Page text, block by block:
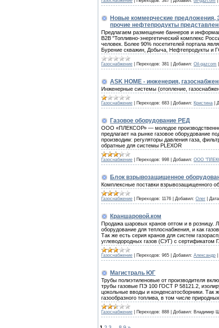
Новые коммерческие предложения,
прочие нефтепродукты
Предлагаем размещение баннеров и
B2B "Топливно-энергетический комплекс
человек. Более 90% посетителей портала
Бурение скважин, Добыча, Нефтепродукты и
Газоснабжение Переходов: 381 Добавил: Oil-gazcom
ASK HOME - инженерия,
Инженерные системы (отопление,
Газоснабжение Переходов: 683 Добавил: Кристина
Газовое оборудование РЕД
ООО «ПЛЕКСОР» — молодое
предлагает на рынке газовое оборудование
производим: регуляторы давления газа,
обратные для системы PLEXOR
Газоснабжение Переходов: 998 Добавил: ООО
Блок взрывозащищенное
Комплексные поставки взрывозащищенного
Газоснабжение Переходов: 1176 Добавил: Олег
Краншаровой.ком
Продажа шаровых кранов оптом и в розницу.
оборудование для теплоснабжения, и как
Так же есть серия кранов для систем
углеводородных газов (СУГ) с
Газоснабжение Переходов: 965 Добавил: Александр
Магистраль ЮГ
Трубы полиэтиленовые от производителя
трубы газовые ПЭ 100 ГОСТ Р 58121.2,
цокольные вводы и конденсатосборники. Так
газообразного топлива, в том числе
Газоснабжение Переходов: 888 Добавил: Владимир